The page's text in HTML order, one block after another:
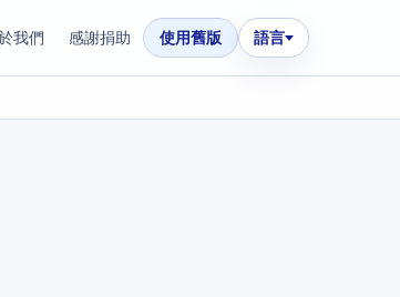
我們 感謝捐助 使用舊版 語言